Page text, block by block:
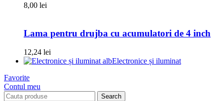
8,00 lei
Lama pentru drujba cu acumulatori de 4 inch
12,24 lei
Electronice și iluminat
Favorite
Contul meu
Search